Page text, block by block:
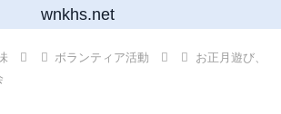
wnkhs.net
ボランティア活動
お正月遊び、